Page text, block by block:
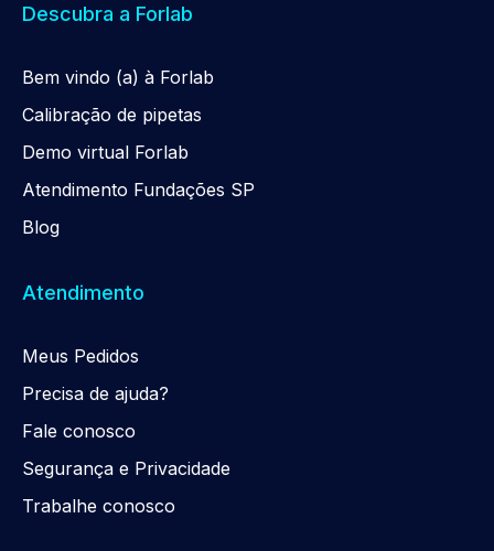
Descubra a Forlab
Bem vindo (a) à Forlab
Calibração de pipetas
Demo virtual Forlab
Atendimento Fundações SP
Blog
Atendimento
Meus Pedidos
Precisa de ajuda?
Fale conosco
Segurança e Privacidade
Trabalhe conosco